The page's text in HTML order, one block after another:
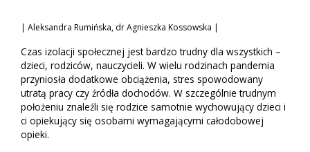
| Aleksandra Rumińska, dr Agnieszka Kossowska |
Czas izolacji społecznej jest bardzo trudny dla wszystkich –
dzieci, rodziców, nauczycieli. W wielu rodzinach pandemia
przyniosła dodatkowe obciążenia, stres spowodowany
utratą pracy czy źródła dochodów. W szczególnie trudnym
położeniu znaleźli się rodzice samotnie wychowujący dzieci i
ci opiekujący się osobami wymagającymi całodobowej
opieki.